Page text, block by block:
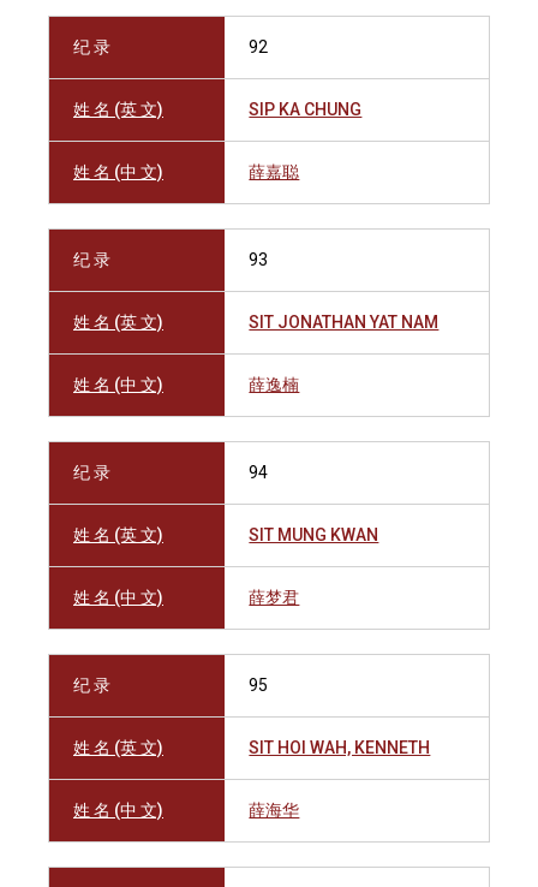
纪 录 92
姓 名 (英 文) SIP KA CHUNG
姓 名 (中 文) 薛嘉聪
纪 录 93
姓 名 (英 文) SIT JONATHAN YAT NAM
姓 名 (中 文) 薛逸楠
纪 录 94
姓 名 (英 文) SIT MUNG KWAN
姓 名 (中 文) 薛梦君
纪 录 95
姓 名 (英 文) SIT HOI WAH, KENNETH
姓 名 (中 文) 薛海华